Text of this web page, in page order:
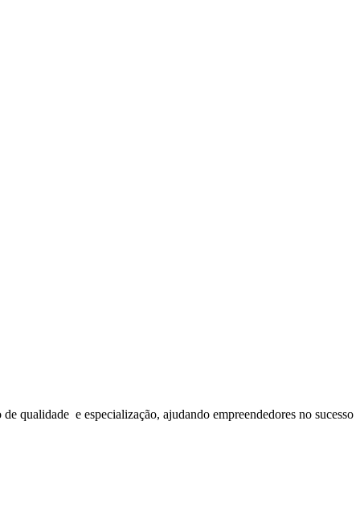
qualidade e especialização, ajudando empreendedores no sucesso